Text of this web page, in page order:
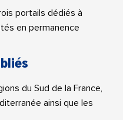
portails dédiés à
en permanence
du Sud de la France,
ainsi que les